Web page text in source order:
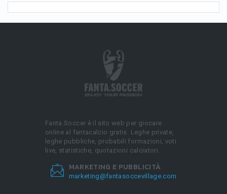
Fanta.Soccer è il sito web per giocare
online al fantacalcio gratis. Leghe private,
leghe pubbliche, probabili formazioni, voti
live, statistiche, quotazioni calciatori.
MARKETING E PUBBLICITÀ
marketing@fantasoccevillage.com